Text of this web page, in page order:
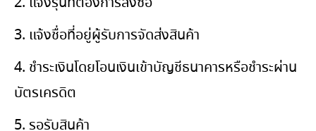
3. แจ้งชื่อที่อยู่ผู้รับการจัดส่งสินค้า
4. ชำระเงินโดยโอนเงินเข้าบัญชีธนาคารหรือชำระผ่าน
บัตรเครดิต
5. รอรับสินค้า